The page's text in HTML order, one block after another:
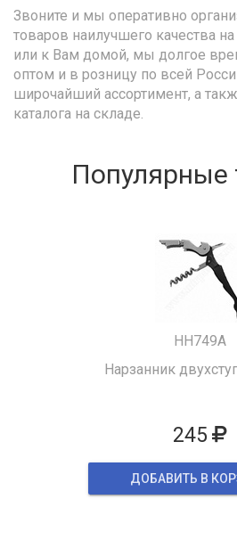
Звоните и мы оперативно
товаров наилучшего качества
или к Вам домой, мы долгое
оптом и в розницу по всей
широчайший ассортимент, а
каталога на складе.
Популярные
HH749A
Нарзанник
245
ДОБАВИТЬ В